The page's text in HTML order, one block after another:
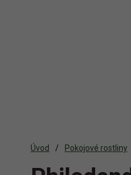
Úvod Pokojové rostliny